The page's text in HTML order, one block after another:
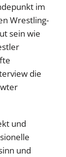
im
Wrestling-
sein wie
die
und
und